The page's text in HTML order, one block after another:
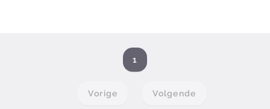
Vorige
1
Volgende